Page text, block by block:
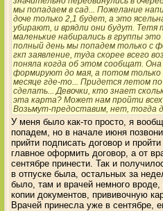
мы попадаем в сад... Пожелание
доче только 2,1 будет, а это
убирают, и врядли они будут. Тетя
маленькие набирались в группы
полный день мы попадем только с
гкп заявление, туда скорее всего
поняла когда об этом сообщат.
формируют до мая, а потом только
месяце где-то... Придется летом
сделать... Девочки, кто знает
эта карта? Может нам пройти
Возьмут-предоставим, нет, тогда
У меня было как-то просто, я
попадем, но в начале июня
прийти подписать договор и
главное оформить договор, а от
сентябре принести. Так и
в отпуске была, остальных за
было, там и врачей немного
копии документов, прививочную
Врачей принесла уже в сентябре,